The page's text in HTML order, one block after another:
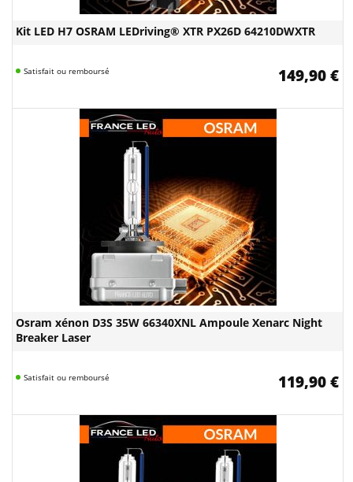
Kit LED H7 OSRAM LEDriving® XTR PX26D 64210DWXTR
Satisfait ou remboursé 149,90 €
Osram xénon D3S 35W 66340XNL Ampoule Xenarc Night
Breaker Laser
Satisfait ou remboursé 119,90 €